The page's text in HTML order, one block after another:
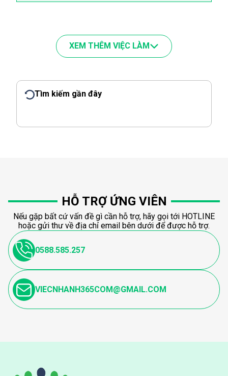
XEM THÊM VIỆC LÀM
Tìm kiếm gần đây
HỖ TRỢ ỨNG VIÊN
Nếu gặp bất cứ vấn đề gì cần hỗ trợ, hãy gọi tới HOTLINE
hoặc gửi thư về địa chỉ email bên dưới để được hỗ trợ.
0588.585.257
VIECNHANH365COM@GMAIL.COM